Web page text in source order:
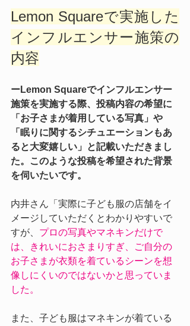
Lemon Squareで実施した
インフルエンサー施策の
内容
ーLemon Squareでインフルエンサー
施策を実施する際、投稿内容の希望に
「お子さまが着用している写真」や
「眠りに関するシチュエーションもあ
ると大変嬉しい」と記載いただきまし
た。このような投稿を希望された背景
を伺いたいです。
内井さん「実際に子ども服の店舗をイ
メージしていただくとわかりやすいで
すが、 プロの写真やマネキンだけで
は、きれいにおさまりすぎ、ご自分の
お子さまが衣類を着ているシーンを想
像しにくいのではないかと思っていま
した。
また、子ども服はマネキンが着ている